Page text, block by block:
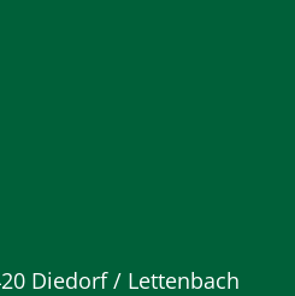
Diedorf / Lettenbach